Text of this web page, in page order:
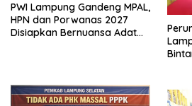
PWI Lampung Gandeng MPAL,
HPN dan Porwanas 2027
Disiapkan Bernuansa Adat